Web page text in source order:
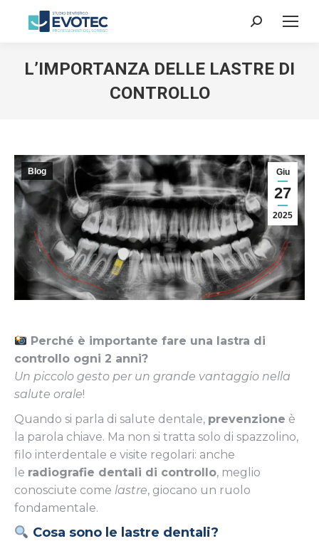
Cerca:
L’IMPORTANZA DELLE LASTRE DI
CONTROLLO
Giu
27
2025
Blog
Perché è importante fare una lastra di
controllo ogni 2 anni?
Un piccolo gesto per un grande vantaggio nella
salute orale!
Quando si parla di salute dentale, prevenzione è
la parola chiave. Ma non si tratta solo di spazzolino,
filo interdentale e visite regolari: anche
le radiografie dentali di controllo, meglio
conosciute come lastre, giocano un ruolo
fondamentale.
Cosa sono le lastre dentali?